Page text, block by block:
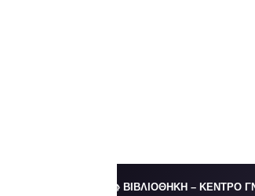
📚 ΒΙΒΛΙΟΘΗΚΗ – ΚΕΝΤΡΟ